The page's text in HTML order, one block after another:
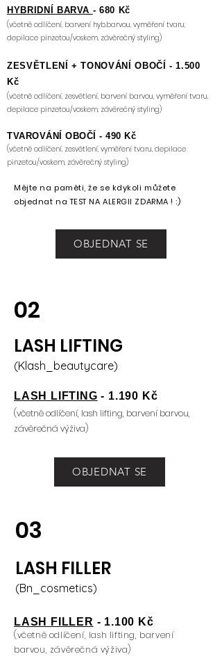
HYBRIDNÍ BARVA - 680 Kč
(včetně odlíčení, barvení hyb.barvou, vyměření tvaru,
depilace pinzetou/voskem, závěrečný styling)
ZESVĚTLENÍ + TONOVÁNÍ OBOČÍ - 1.500
Kč
(včetně odlíčení, zesvětlení, barvení barvou, vyměření tvaru,
depilace pinzetou/voskem, závěrečný styling)
TVAROVÁNÍ OBOČÍ - 490 Kč
(včetně odlíčení, zesvětlení, vyměření tvaru, depilace
pinzetou/voskem, závěrečný styling)
Mějte na paměti, že se kdykoli můžete
objednat na TEST NA ALERGII ZDARMA ! :)
OBJEDNAT SE
02
LASH LIFTING
(Klash_beautycare)
LASH LIFTING - 1.190 Kč
(včetně odlíčení, lash lifting, barvení barvou,
závěrečná výživa)
OBJEDNAT SE
03
LASH FILLER
(Bn_cosmetics)
LASH FILLER - 1.100 Kč
(včetně odlíčení, lash lifting, barvení
barvou, závěrečná výživa)